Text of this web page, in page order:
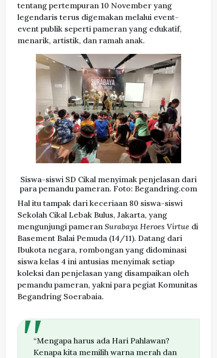
tentang pertempuran 10 November yang
legendaris terus digemakan melalui event-
event publik seperti pameran yang edukatif,
menarik, artistik, dan ramah anak.
Siswa-siswi SD Cikal menyimak penjelasan dari
para pemandu pameran. Foto: Begandring.com
Hal itu tampak dari keceriaan 80 siswa-siswi
Sekolah Cikal Lebak Bulus, Jakarta, yang
mengunjungi pameran Surabaya Heroes Virtue di
Basement Balai Pemuda (14/11). Datang dari
Ibukota negara, rombongan yang didominasi
siswa kelas 4 ini antusias menyimak setiap
koleksi dan penjelasan yang disampaikan oleh
pemandu pameran, yakni para pegiat Komunitas
Begandring Soerabaia.
“Mengapa harus ada Hari Pahlawan?
Kenapa kita memilih warna merah dan